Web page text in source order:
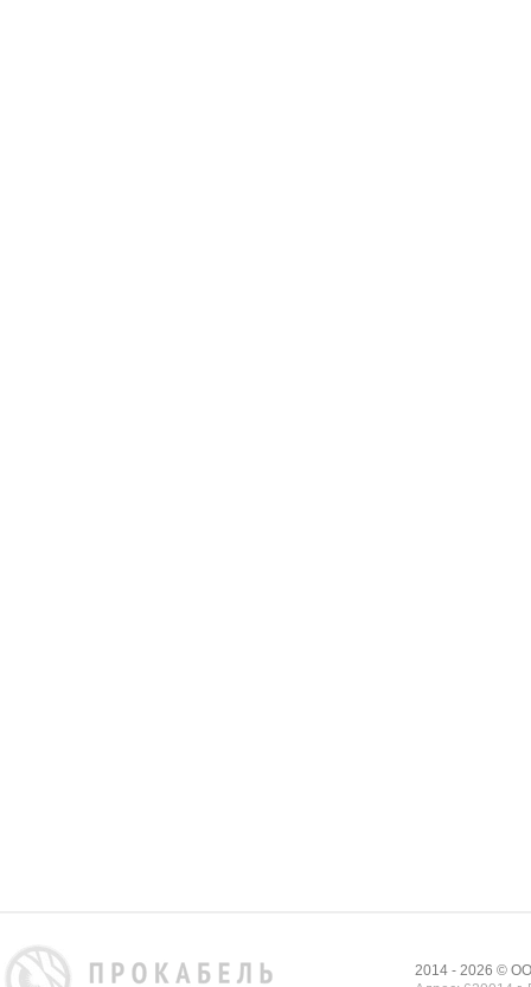
2014 - 2026 ©